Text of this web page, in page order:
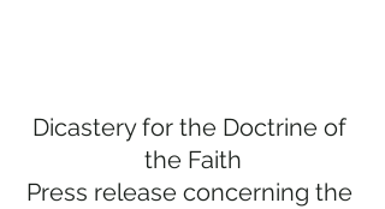
Dicastery for the Doctrine of
the Faith
Press release concerning the